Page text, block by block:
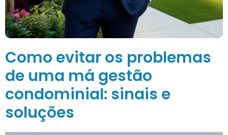
Como evitar os problemas
de uma má gestão
condominial: sinais e
soluções